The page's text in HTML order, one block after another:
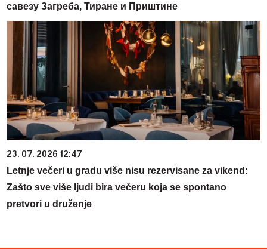
савезу Загреба, Тиране и Приштине
23. 07. 2026 12:47
Letnje večeri u gradu više nisu rezervisane za vikend:
Zašto sve više ljudi bira večeru koja se spontano
pretvori u druženje